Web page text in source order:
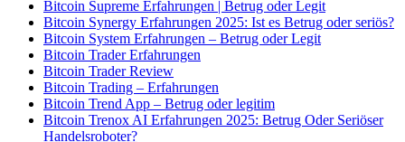
Bitcoin Supreme Erfahrungen | Betrug oder Legit
Bitcoin Synergy Erfahrungen 2025: Ist es Betrug oder seriös?
Bitcoin System Erfahrungen – Betrug oder Legit
Bitcoin Trader Erfahrungen
Bitcoin Trader Review
Bitcoin Trading – Erfahrungen
Bitcoin Trend App – Betrug oder legitim
Bitcoin Trenox AI Erfahrungen 2025: Betrug Oder Seriöser
Handelsroboter?